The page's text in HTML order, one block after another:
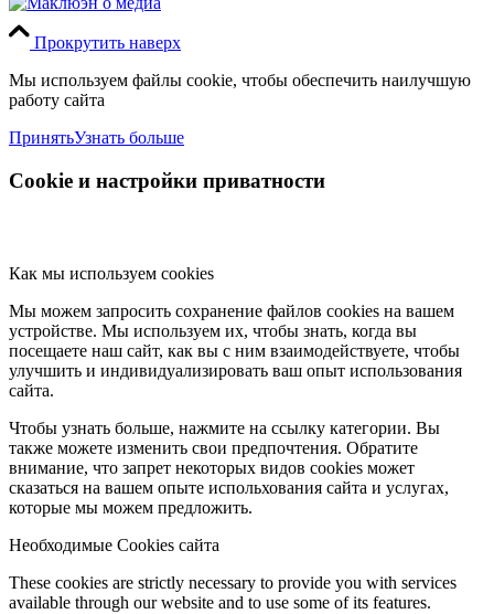
Прокрутить наверх
Мы используем файлы cookie, чтобы обеспечить наилучшую
работу сайта
ПринятьУзнать больше
Cookie и настройки приватности
Как мы используем cookies
Мы можем запросить сохранение файлов cookies на вашем
устройстве. Мы используем их, чтобы знать, когда вы
посещаете наш сайт, как вы с ним взаимодействуете, чтобы
улучшить и индивидуализировать ваш опыт использования
сайта.
Чтобы узнать больше, нажмите на ссылку категории. Вы
также можете изменить свои предпочтения. Обратите
внимание, что запрет некоторых видов cookies может
сказаться на вашем опыте испольхования сайта и услугах,
которые мы можем предложить.
Необходимые Cookies сайта
These cookies are strictly necessary to provide you with services
available through our website and to use some of its features.